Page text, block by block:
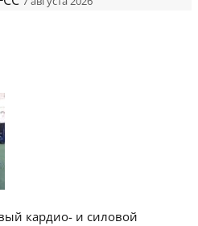
кардио- и силовой